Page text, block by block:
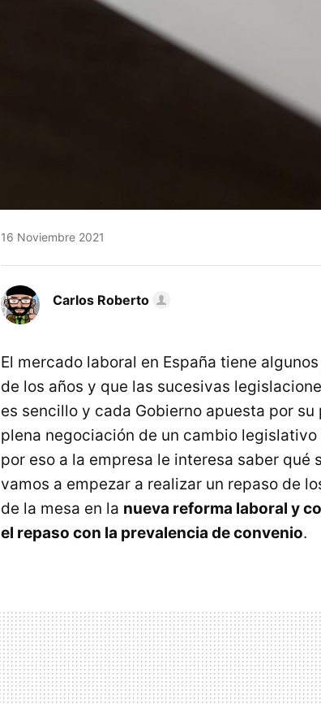
16 Noviembre 2021
Carlos Roberto
El mercado laboral en España tiene
de los años y que las sucesivas
es sencillo y cada Gobierno apuesta por
plena negociación de un cambio
por eso a la empresa le interesa saber
vamos a empezar a realizar un repaso de
de la mesa en la nueva reforma laboral y
el repaso con la prevalencia de convenio.